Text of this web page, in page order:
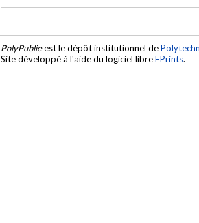
PolyPublieest le dépôt institutionnel de
Site développé à l'aide du logiciel libreEPrints.